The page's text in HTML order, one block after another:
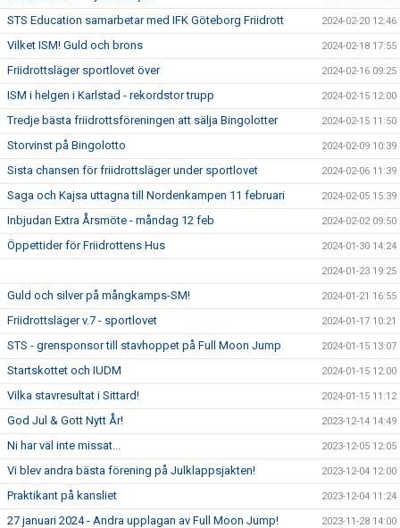
STS Education samarbetar med IFK Göteborg Friidrott 2024-02-20 12:46
Vilket ISM! Guld och brons 2024-02-18 17:55
Friidrottsläger sportlovet över 2024-02-16 09:25
ISM i helgen i Karlstad - rekordstor trupp 2024-02-15 12:00
Tredje bästa friidrottsföreningen att sälja Bingolotter 2024-02-15 11:50
Storvinst på Bingolotto 2024-02-09 10:39
Sista chansen för friidrottsläger under sportlovet 2024-02-06 11:39
Saga och Kajsa uttagna till Nordenkampen 11 februari 2024-02-05 15:39
Inbjudan Extra Årsmöte - måndag 12 feb 2024-02-02 09:50
Öppettider för Friidrottens Hus 2024-01-30 14:24
2024-01-23 19:25
Guld och silver på mångkamps-SM! 2024-01-21 16:55
Friidrottsläger v.7 - sportlovet 2024-01-17 10:21
STS - grensponsor till stavhoppet på Full Moon Jump 2024-01-15 13:07
Startskottet och IUDM 2024-01-15 12:00
Vilka stavresultat i Sittard! 2024-01-15 11:12
God Jul & Gott Nytt År! 2023-12-14 14:49
Ni har väl inte missat... 2023-12-05 12:05
Vi blev andra bästa förening på Julklappsjakten! 2023-12-04 12:00
Praktikant på kansliet 2023-12-04 11:24
27 januari 2024 - Andra upplagan av Full Moon Jump! 2023-11-28 14:00